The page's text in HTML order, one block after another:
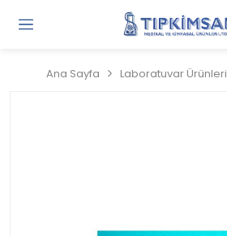
Ana Sayfa Laboratuvar Ürünleri